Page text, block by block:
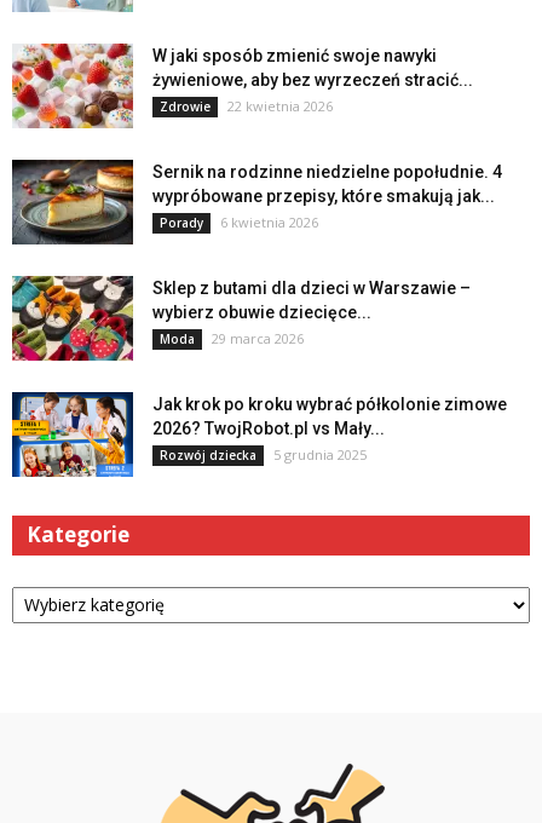
W jaki sposób zmienić swoje nawyki
żywieniowe, aby bez wyrzeczeń stracić...
Zdrowie 22 kwietnia 2026
Sernik na rodzinne niedzielne popołudnie. 4
wypróbowane przepisy, które smakują jak...
Porady 6 kwietnia 2026
Sklep z butami dla dzieci w Warszawie –
wybierz obuwie dziecięce...
Moda 29 marca 2026
Jak krok po kroku wybrać półkolonie zimowe
2026? TwojRobot.pl vs Mały...
Rozwój dziecka 5 grudnia 2025
Kategorie
Kategorie